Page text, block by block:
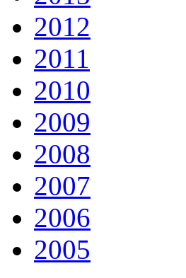
2012
2011
2010
2009
2008
2007
2006
2005